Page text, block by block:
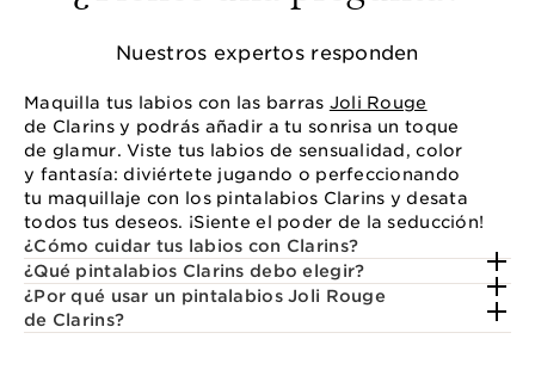
Nuestros expertos responden
Maquilla tus labios con las barras Joli Rouge
de Clarins y podrás añadir a tu sonrisa un toque
de glamur. Viste tus labios de sensualidad, color
y fantasía: diviértete jugando o perfeccionando
tu maquillaje con los pintalabios Clarins y desata
todos tus deseos. ¡Siente el poder de la seducción!
¿Cómo cuidar tus labios con Clarins?
¿Qué pintalabios Clarins debo elegir?
¿Por qué usar un pintalabios Joli Rouge
de Clarins?